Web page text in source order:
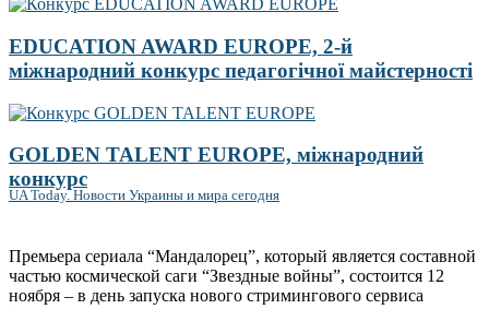
EDUCATION AWARD EUROPE, 2-й
міжнародний конкурс педагогічної майстерності
GOLDEN TALENT EUROPE, міжнародний
конкурс
UA Today. Новости Украины и мира сегодня
Премьера сериала “Мандалорец”, который является составной
частью космической саги “Звездные войны”, состоится 12
ноября – в день запуска нового стримингового сервиса